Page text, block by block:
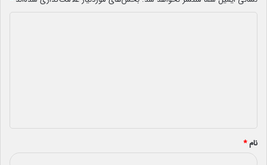
*
نام*